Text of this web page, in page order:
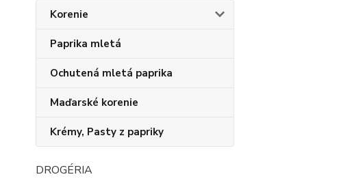
Korenie
Paprika mletá
Ochutená mletá paprika
Maďarské korenie
Krémy, Pasty z papriky
DROGÉRIA